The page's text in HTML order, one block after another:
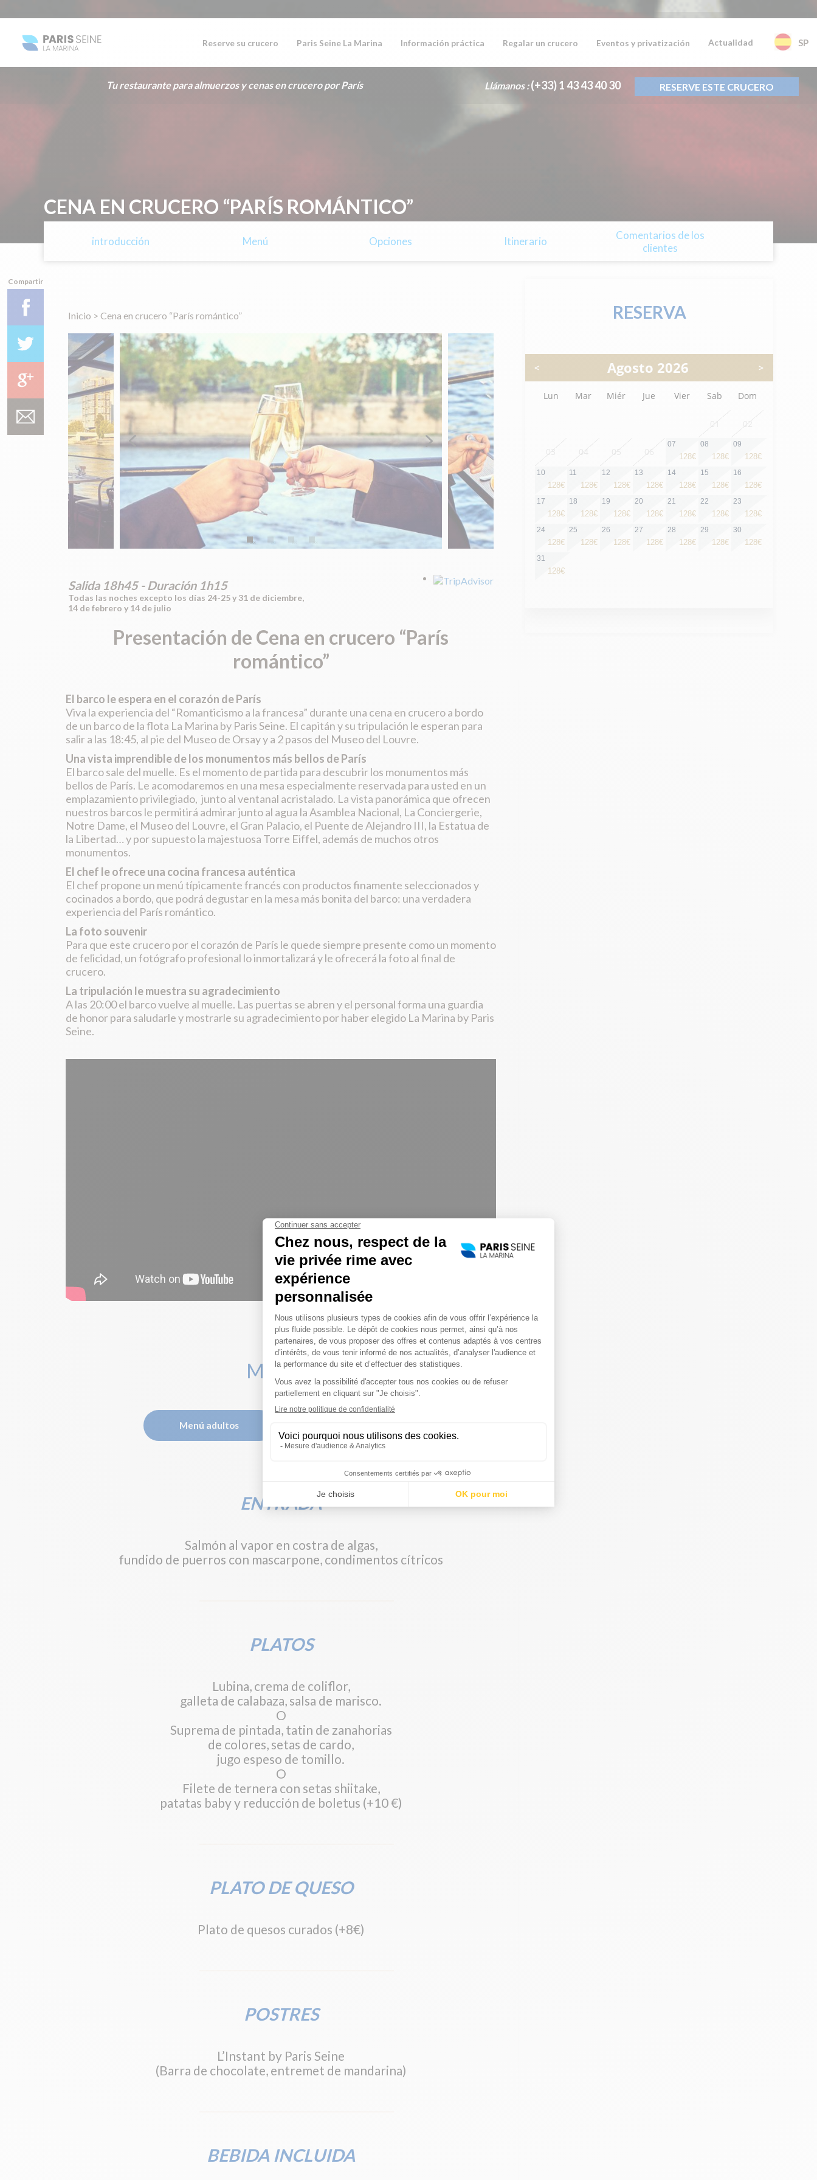
SP
Reserve su crucero Paris Seine La Marina Información práctica Regalar un crucero Eventos y privatización Actualidad
Tu restaurante para almuerzos y cenas en crucero por París Llámanos : (+33) 1 43 43 40 30 RESERVE ESTE CRUCERO
CENA EN CRUCERO “PARÍS ROMÁNTICO”
introducción Menú Opciones Itinerario
Comentarios de los
clientes
Compartir
Inicio > Cena en crucero “París romántico”
Salida 18h45 - Duración 1h15
Todas las noches excepto los días 24-25 y 31 de diciembre,
14 de febrero y 14 de julio
Presentación de Cena en crucero “París
romántico”
El barco le espera en el corazón de París
Viva la experiencia del “Romanticismo a la francesa” durante una cena en crucero a bordo
de un barco de la flota La Marina by Paris Seine. El capitán y su tripulación le esperan para
salir a las 18:45, al pie del Museo de Orsay y a 2 pasos del Museo del Louvre.
Una vista imprendible de los monumentos más bellos de París
El barco sale del muelle. Es el momento de partida para descubrir los monumentos más
bellos de París. Le acomodaremos en una mesa especialmente reservada para usted en un
emplazamiento privilegiado, junto al ventanal acristalado. La vista panorámica que ofrecen
nuestros barcos le permitirá admirar junto al agua la Asamblea Nacional, La Conciergerie,
Notre Dame, el Museo del Louvre, el Gran Palacio, el Puente de Alejandro III, la Estatua de
la Libertad… y por supuesto la majestuosa Torre Eiffel, además de muchos otros
monumentos.
El chef le ofrece una cocina francesa auténtica
El chef propone un menú típicamente francés con productos finamente seleccionados y
cocinados a bordo, que podrá degustar en la mesa más bonita del barco: una verdadera
experiencia del París romántico.
La foto souvenir
Para que este crucero por el corazón de París le quede siempre presente como un momento
de felicidad, un fotógrafo profesional lo inmortalizará y le ofrecerá la foto al final de
crucero.
La tripulación le muestra su agradecimiento
A las 20:00 el barco vuelve al muelle. Las puertas se abren y el personal forma una guardia
de honor para saludarle y mostrarle su agradecimiento por haber elegido La Marina by Paris
Seine.
MENÚS
Menú adultos
ENTRADA
Salmón al vapor en costra de algas,
fundido de puerros con mascarpone, condimentos cítricos
PLATOS
Lubina, crema de coliflor,
galleta de calabaza, salsa de marisco.
O
Suprema de pintada, tatin de zanahorias
de colores, setas de cardo,
jugo espeso de tomillo.
O
Filete de ternera con setas shiitake,
patatas baby y reducción de boletus (+10 €)
PLATO DE QUESO
Plato de quesos curados (+8€)
POSTRES
L’Instant by Paris Seine
(Barra de chocolate, entremet de mandarina)
BEBIDA INCLUIDA
RESERVA